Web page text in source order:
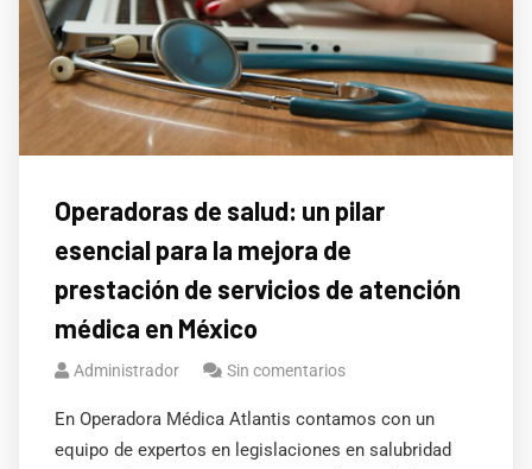
Operadoras de salud: un pilar
esencial para la mejora de
prestación de servicios de atención
médica en México
Administrador Sin comentarios
En Operadora Médica Atlantis contamos con un
equipo de expertos en legislaciones en salubridad